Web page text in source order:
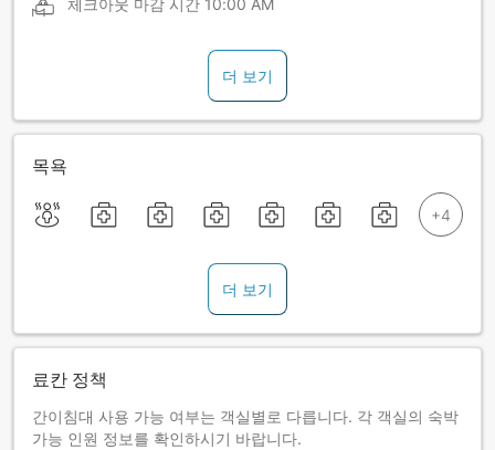
더 보기
목욕
더 보기
료칸 정책
간이침대 사용 가능 여부는 객실별로 다릅니다. 각 객실의 숙박
가능 인원 정보를 확인하시기 바랍니다.